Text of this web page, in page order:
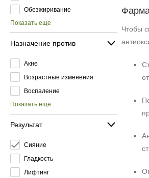
Обезжиривание
Показать еще
Назначение против
Акне
Возрастные изменения
Воспаление
Показать еще
Результат
Сияние
Гладкость
Лифтинг
Чтобы